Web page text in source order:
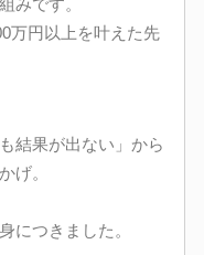
みです。
万円以上を叶えた先
結果が出ない」から
げ。
につきました。